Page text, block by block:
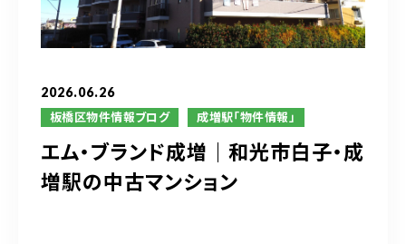
2026.06.26
板橋区物件情報ブログ 成増駅「物件情報」
エム・ブランド成増｜和光市白子・成
増駅の中古マンション
ブログ
03-6909-2648
営業時間 10：00～19：00（定休日 水曜日）